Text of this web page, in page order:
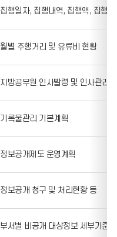
집행일자, 집행내역, 집행액, 집행
월별 주행거리 및 유류비 현황
지방공무원 인사발령 및 인사관리
기록물관리 기본계획
정보공개제도 운영계획
정보공개 청구 및 처리현황 등
부서별 비공개 대상정보 세부기준